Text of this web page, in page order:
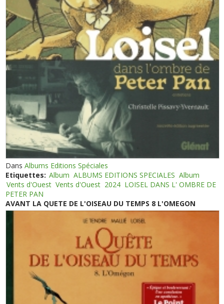
DansAlbums Editions Spéciales
Etiquettes: Album ALBUMS EDITIONS SPECIALES Album
Vents d'Ouest Vents d'Ouest 2024 LOISEL DANS L' OMBRE DE
PETER PAN
AVANT LA QUETE DE L'OISEAU DU TEMPS 8 L'OMEGON